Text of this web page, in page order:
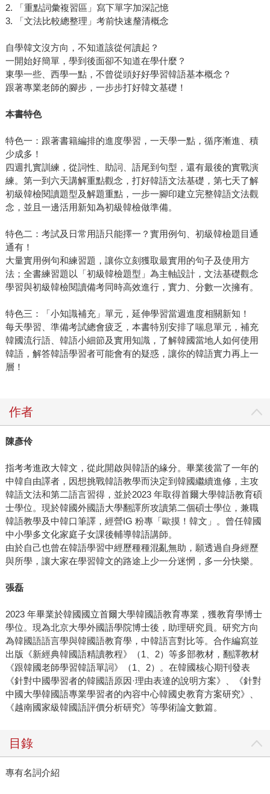
2. 「重點詞彙複習區」寫下單字加深記憶
3. 「文法比較總整理」考前快速釐清概念
自學韓文沒方向，不知道該從何讀起？
一開始好簡單，學到後面卻不知道在學什麼？
東學一些、西學一點，不曾從頭好好學習韓語基本概念？
跟著專業老師的腳步，一步步打好韓文基礎！
本書特色
特色一：跟著書籍編排的進度學習，一天學一點，循序漸進、積
少成多！
四週扎實訓練，從詞性、助詞、語尾到句型，還有最後的實戰演
練。第一到六天講解重點觀念，打好韓語文法基礎，第七天了解
初級韓檢閱讀題型及解題重點，一步一腳印建立完整韓語文法觀
念，並且一邊活用新知為初級韓檢做準備。
特色二：考試及日常用語只能擇一？實用例句、初級韓檢題目通
通有！
大量實用例句和練習題，讓你立刻獲取最實用的句子及使用方
法；全書練習題以「初級韓檢題型」為主軸設計，文法基礎觀念
學習與初級韓檢閱讀備考同時高效進行，實力、分數一次擁有。
特色三：「小知識補充」單元，延伸學習當週進度相關新知！
每天學習、準備考試總會疲乏，本書特別安排了喘息單元，補充
韓國流行語、韓語小細節及實用知識，了解韓國當地人如何使用
韓語，解答韓語學習者可能會有的疑惑，讓你的韓語實力再上一
層！
作者
陳彥伶
指考考進政大韓文，從此開啟與韓語的緣分。畢業後當了一年的
中韓自由譯者，因想挑戰韓語教學而決定到韓國繼續進修，主攻
韓語文法和第二語言習得，並於2023 年取得首爾大學韓語教育碩
士學位。現於韓國外國語大學翻譯所攻讀第二個碩士學位，兼職
韓語教學及中韓口筆譯，經營IG 粉專「歐摸！韓文」。曾任韓國
中小學多文化家庭子女課後輔導韓語講師。
由於自己也曾在韓語學習中經歷種種混亂無助，願透過自身經歷
與所學，讓大家在學習韓文的路途上少一分迷惘，多一分快樂。
張磊
2023 年畢業於韓國國立首爾大學韓國語教育專業，獲教育學博士
學位。現為北京大學外國語學院博士後，助理研究員。研究方向
為韓國語語言學與韓國語教育學，中韓語言對比等。合作編寫並
出版《新經典韓國語精讀教程》（1、2）等多部教材，翻譯教材
《跟韓國老師學習韓語單詞》（1、2）。在韓國核心期刊發表
《針對中國學習者的韓國語原因·理由表達的說明方案》、《針對
中國大學韓國語專業學習者的內容中心韓國史教育方案研究》、
《越南國家級韓國語評價分析研究》等學術論文數篇。
目錄
專有名詞介紹